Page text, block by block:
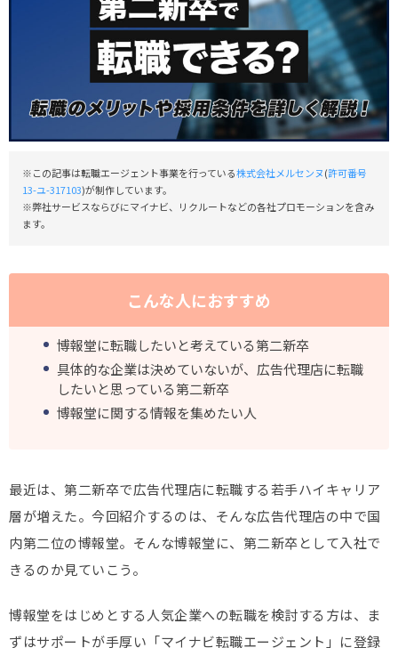
※この記事は転職エージェント事業を行っている株式会社メルセンヌ(許可番号
13-ユ-317103)が制作しています。
※弊社サービスならびにマイナビ、リクルートなどの各社プロモーションを含み
ます。
こんな人におすすめ
博報堂に転職したいと考えている第二新卒
具体的な企業は決めていないが、広告代理店に転職
したいと思っている第二新卒
博報堂に関する情報を集めたい人
最近は、第二新卒で広告代理店に転職する若手ハイキャリア
層が増えた。今回紹介するのは、そんな広告代理店の中で国
内第二位の博報堂。そんな博報堂に、第二新卒として入社で
きるのか見ていこう。
博報堂をはじめとする人気企業への転職を検討する方は、ま
ずはサポートが手厚い「マイナビ転職エージェント」に登録